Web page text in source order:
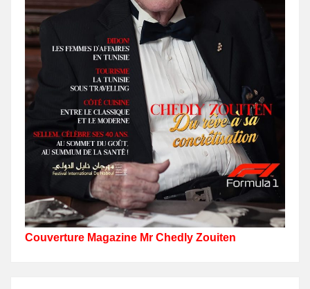
Couverture Magazine Mr Chedly Zouiten